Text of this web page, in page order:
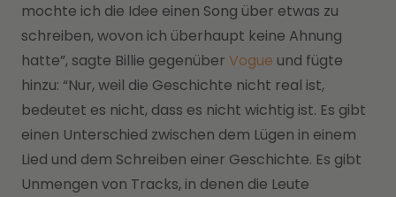
mochte ich die Idee einen Song über etwas zu
schreiben, wovon ich überhaupt keine Ahnung
hatte”, sagte Billie gegenüber Vogue und fügte
hinzu: “Nur, weil die Geschichte nicht real ist,
bedeutet es nicht, dass es nicht wichtig ist. Es gibt
einen Unterschied zwischen dem Lügen in einem
Lied und dem Schreiben einer Geschichte. Es gibt
Unmengen von Tracks, in denen die Leute